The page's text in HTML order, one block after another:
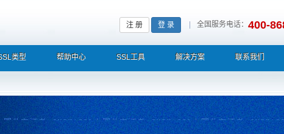
注 册 登 录 全国服务电话： 400-
类型 帮助中心 SSL工具 解决方案 联系我们